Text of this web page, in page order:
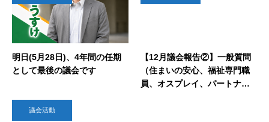
明日(5月28日)、4年間の任期
として最後の議会です
【12月議会報告②】一般質問
（住まいの安心、福祉専門職
員、オスプレイ、パートナー
議会活動